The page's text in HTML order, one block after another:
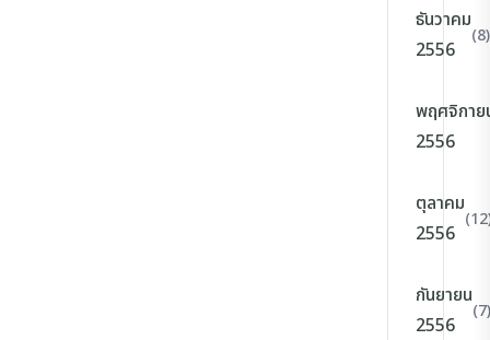
ธันวาคม
2556
(8)
พฤศจิกาย
2556
ตุลาคม
2556
กันยายน
2556
(7)